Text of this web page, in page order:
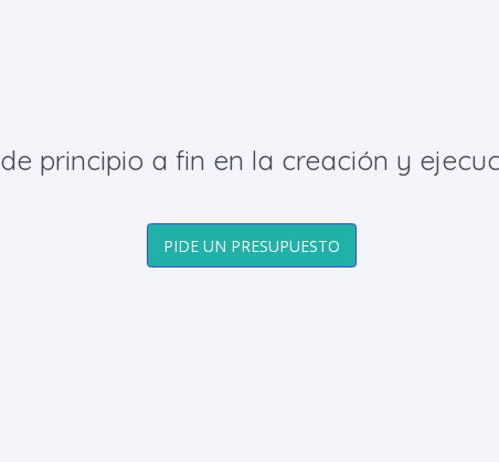
principio a fin en la creación y
PIDE UN PRESUPUESTO